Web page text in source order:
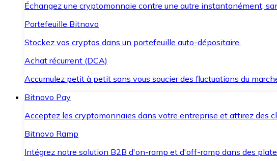
Échangez une cryptomonnaie contre une autre instantanément,
Portefeuille Bitnovo
Stockez vos cryptos dans un portefeuille auto-dépositaire.
Achat récurrent (DCA)
Accumulez petit à petit sans vous soucier des fluctuations du
Bitnovo Pay
Acceptez les cryptomonnaies dans votre entreprise et attirez des
Bitnovo Ramp
Intégrez notre solution B2B d'on-ramp et d'off-ramp dans des